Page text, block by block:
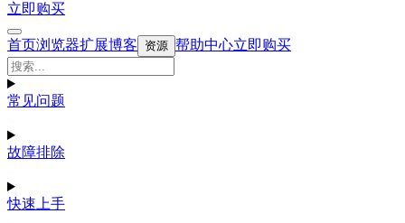
立即购买
首页浏览器扩展博客 资源 帮助中心立即购买
常见问题
故障排除
快速上手